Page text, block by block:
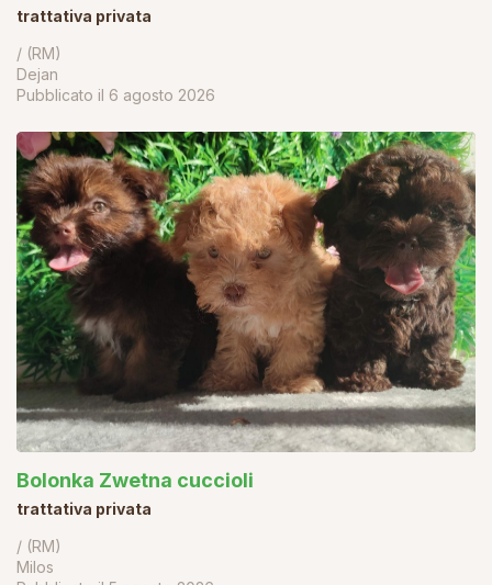
trattativa privata
/ (RM)
Dejan
Pubblicato il 6 agosto 2026
Bolonka Zwetna cuccioli
trattativa privata
/ (RM)
Milos